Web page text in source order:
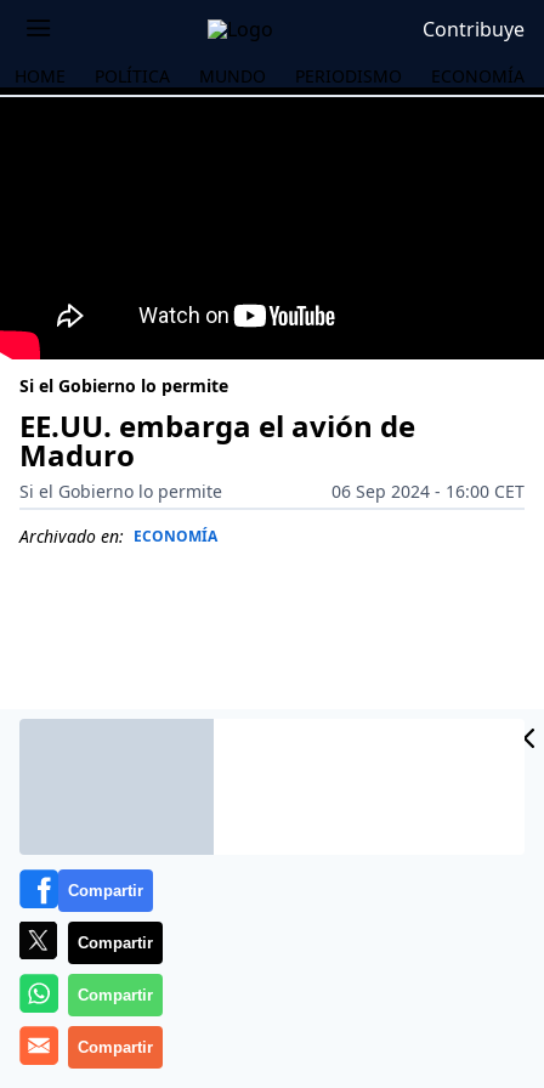
Contribuye
HOME POLÍTICA MUNDO PERIODISMO ECONOMÍA
Si el Gobierno lo permite
EE.UU. embarga el avión de
Maduro
Si el Gobierno lo permite
06 Sep 2024 - 16:00 CET
Archivado en: ECONOMÍA
Más información
Compartir
Compartir
Compartir
Compartir